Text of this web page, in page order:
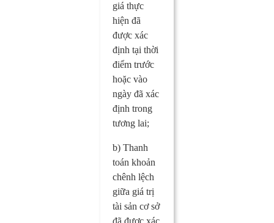
giá thực
hiện đã
được xác
định tại thời
điểm trước
hoặc vào
ngày đã xác
định trong
tương lai;
b) Thanh
toán khoản
chênh lệch
giữa giá trị
tài sản cơ sở